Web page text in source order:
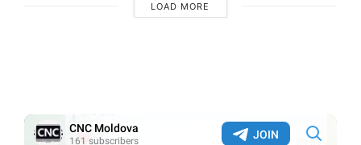
LOAD MORE